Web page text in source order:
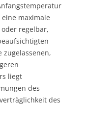
maximale
regelbar,
liegt
des
des